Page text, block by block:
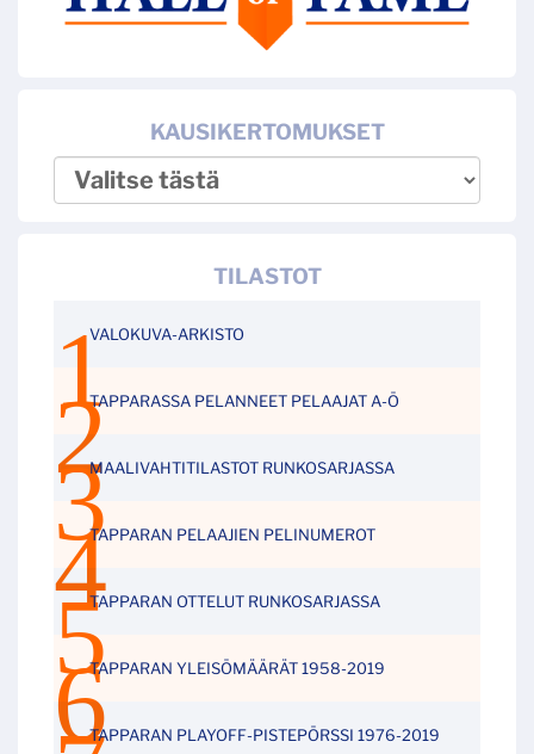
KAUSIKERTOMUKSET
TILASTOT
VALOKUVA-ARKISTO
TAPPARASSA PELANNEET PELAAJAT A-Ö
MAALIVAHTITILASTOT RUNKOSARJASSA
TAPPARAN PELAAJIEN PELINUMEROT
TAPPARAN OTTELUT RUNKOSARJASSA
TAPPARAN YLEISÖMÄÄRÄT 1958-2019
TAPPARAN PLAYOFF-PISTEPÖRSSI 1976-2019